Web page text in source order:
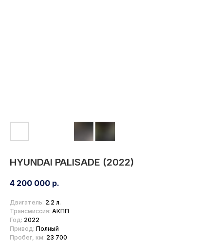
HYUNDAI PALISADE (2022)
4 200 000 р.
Двигатель: 2.2 л.
Трансмиссия: АКПП
Год: 2022
Привод: Полный
Пробег, км: 23 700